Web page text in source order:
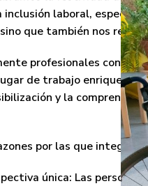
laboral,
que también nos
profesionales con
de trabajo enriquece
y la
por las que integrar
única: Las